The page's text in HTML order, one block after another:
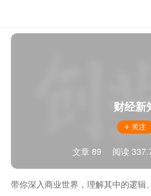
财经新
文章 89 阅读
带你深入商业世界，理解其中的逻辑